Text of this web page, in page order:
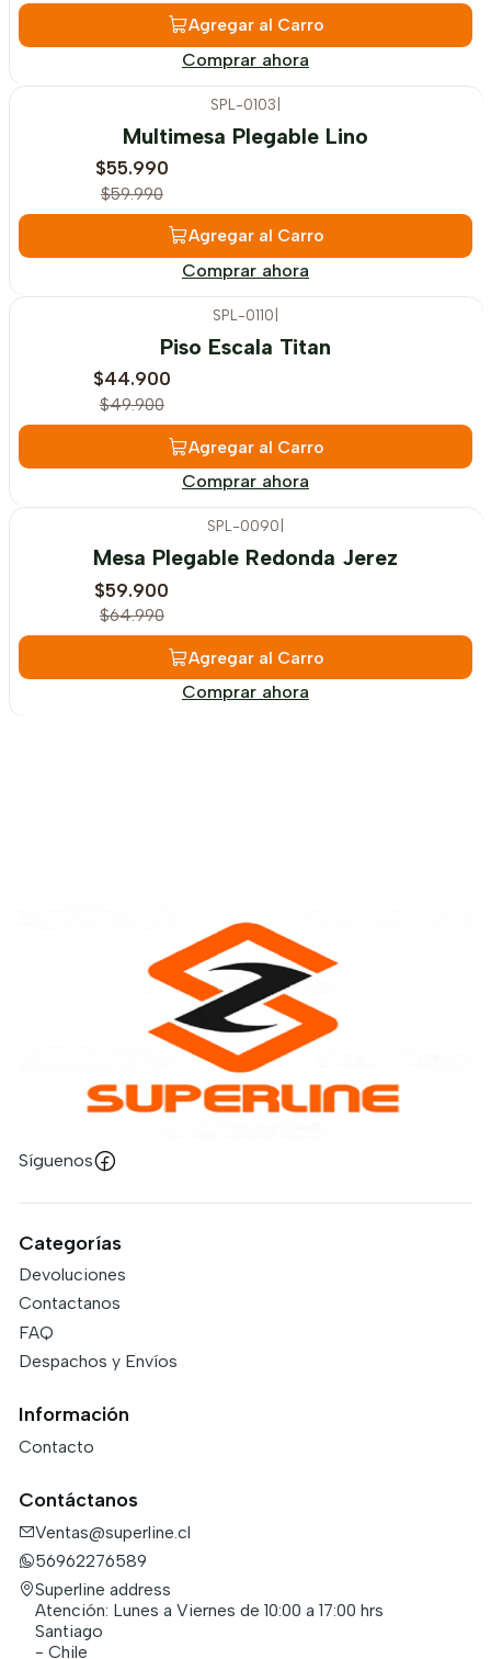
Agregar al Carro
Comprar ahora
SPL-0103
Multimesa Plegable Lino
$55.990
$59.990
Agregar al Carro
Comprar ahora
SPL-0110
Piso Escala Titan
$44.900
$49.900
Agregar al Carro
Comprar ahora
SPL-0090
Mesa Plegable Redonda Jerez
$59.900
$64.990
Agregar al Carro
Comprar ahora
Síguenos
Categorías
Devoluciones
Contactanos
FAQ
Despachos y Envíos
Información
Contacto
Contáctanos
Ventas@superline.cl
56962276589
Superline address
Atención: Lunes a Viernes de 10:00 a 17:00 hrs
Santiago
- Chile